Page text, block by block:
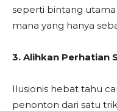
seperti bintang
mana yang hanya
3. Alihkan Perhatian
Ilusionis hebat tahu
penonton dari satu